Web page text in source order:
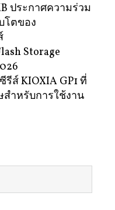
ประกาศความร่วม
โตของ
Storage
รีส์ KIOXIA GP1 ที่
สำหรับการใช้งาน